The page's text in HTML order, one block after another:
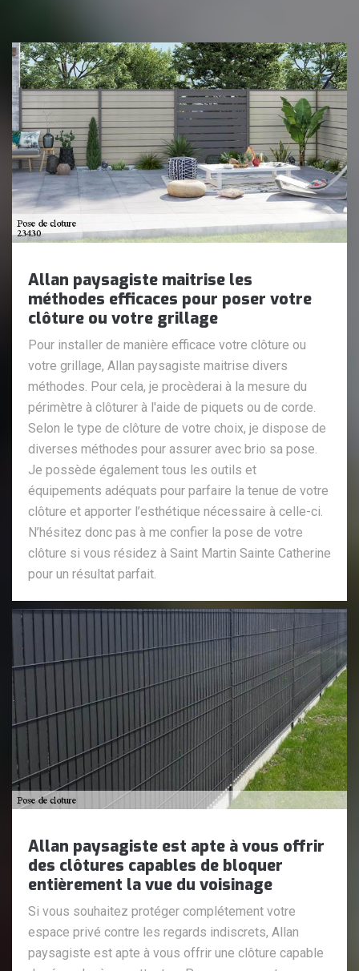
Allan paysagiste maitrise les
méthodes efficaces pour poser votre
clôture ou votre grillage
Pour installer de manière efficace votre clôture ou
votre grillage, Allan paysagiste maitrise divers
méthodes. Pour cela, je procèderai à la mesure du
périmètre à clôturer à l'aide de piquets ou de corde.
Selon le type de clôture de votre choix, je dispose de
diverses méthodes pour assurer avec brio sa pose.
Je possède également tous les outils et
équipements adéquats pour parfaire la tenue de votre
clôture et apporter l’esthétique nécessaire à celle-ci.
N’hésitez donc pas à me confier la pose de votre
clôture si vous résidez à Saint Martin Sainte Catherine
pour un résultat parfait.
Allan paysagiste est apte à vous offrir
des clôtures capables de bloquer
entièrement la vue du voisinage
Si vous souhaitez protéger complétement votre
espace privé contre les regards indiscrets, Allan
paysagiste est apte à vous offrir une clôture capable